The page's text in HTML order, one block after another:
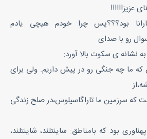
عزیز!!!!!!
بود؟؟؟پس چرا خودم هیچی یادم
رو با صدای
نشانه ی سکوت بالا آورد:
ما چه جنگی رو در پیش داریم. ولی برای
که سرزمین ما تاراگاسیلوس،در صلح زندگی
بود که بامناطق: ساینتلند، شاینتلند،